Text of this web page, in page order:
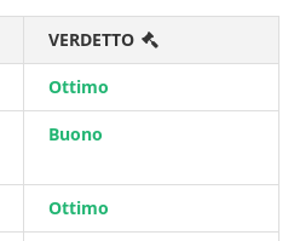
VERDETTO
Ottimo
Buono
Ottimo